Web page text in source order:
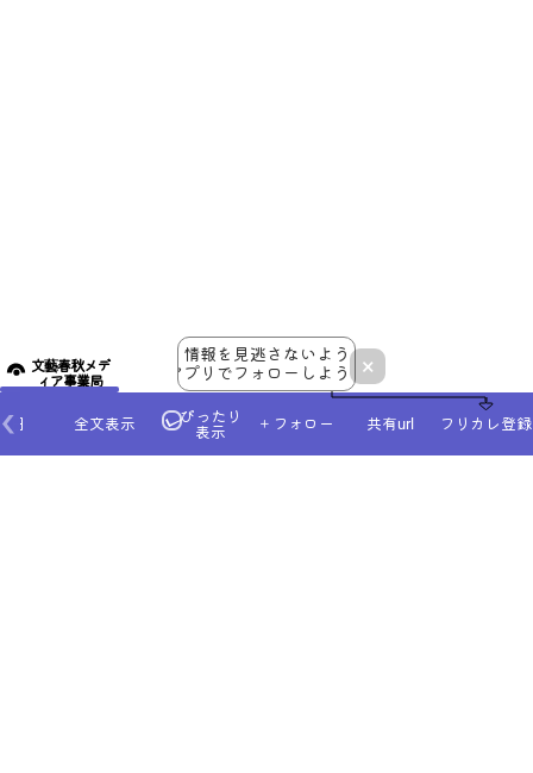
×
情報を見逃さないよう
アプリでフォローしよう！
文藝春秋メデ
ィア事業局
フリカレ登録
共有url
＋フォロー
ぴったり
表示
全文表示
日